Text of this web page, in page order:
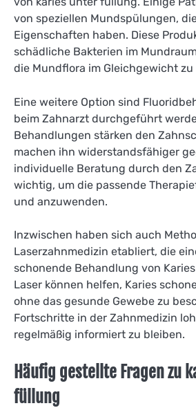
von speziellen Mundspülungen,
Eigenschaften haben. Diese
schädliche Bakterien im
die Mundflora im Gleichgewicht zu
Eine weitere Option sind
beim Zahnarzt durchgeführt
Behandlungen stärken den
machen ihn widerstandsfähiger
individuelle Beratung durch den
wichtig, um die passende
und anzuwenden.
Inzwischen haben sich auch
Laserzahnmedizin etabliert, die
schonende Behandlung von
Laser können helfen, Karies
ohne das gesunde Gewebe zu
Fortschritte in der Zahnmedizin
regelmäßig informiert zu bleiben.
Häufig gestellte Fragen zu
füllung